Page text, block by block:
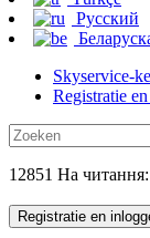
Русский
Skyservice-
Registratie
12851 На
Registratie en